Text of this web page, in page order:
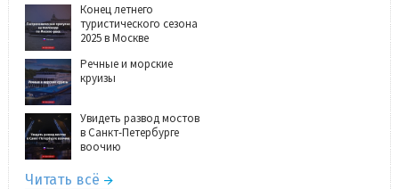
Конец летнего
туристического сезона
2025 в Москве
Речные и морские
круизы
Увидеть развод мостов
в Санкт-Петербурге
воочию
Читать всё